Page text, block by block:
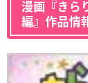
漫画『きら
編』作品情